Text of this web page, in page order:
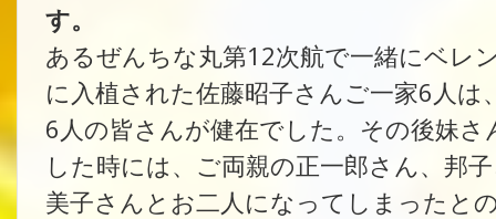
す。
あるぜんちな丸第12次航で一緒にベレ
に入植された佐藤昭子さんご一家6人
6人の皆さんが健在でした。その後妹
した時には、ご両親の正一郎さん、邦
美子さんとお二人になってしまったと